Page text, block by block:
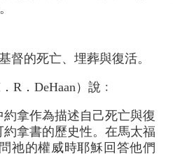
督的死亡、埋葬與復活。
R．DeHaan）說﹕
拿作為描述自己死亡與復
拿書的歷史性。在馬太福
祂的權威時耶穌回答他們